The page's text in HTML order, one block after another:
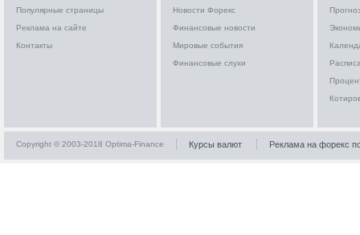
Популярные страницы
Реклама на сайте
Контакты
Новости Форекс
Финансовые новости
Мировые события
Финансовые слухи
Copyright © 2003-2018 Optima-Finance Курсы валют Реклама на форекс